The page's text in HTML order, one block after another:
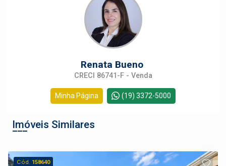
Renata Bueno
CRECI 86741-F - Venda
Minha Página (19) 3372-5000
Imóveis Similares
Cód. 158640